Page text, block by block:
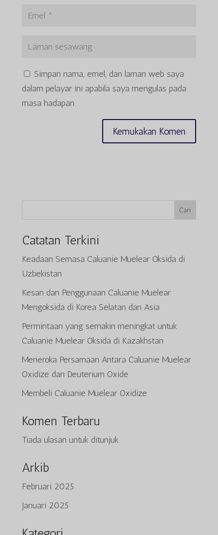
Simpan nama, emel, dan laman web saya
dalam pelayar ini apabila saya mengulas pada
masa hadapan.
Cari
Catatan Terkini
Keadaan Semasa Caluanie Muelear Oksida di
Uzbekistan
Kesan dan Penggunaan Caluanie Muelear
Mengoksida di Korea Selatan dan Asia
Permintaan yang semakin meningkat untuk
Caluanie Muelear Oksida di Kazakhstan
Meneroka Persamaan Antara Caluanie Muelear
Oxidize dan Deuterium Oxide
Membeli Caluanie Muelear Oxidize
Komen Terbaru
Tiada ulasan untuk ditunjuk.
Arkib
Februari 2025
Januari 2025